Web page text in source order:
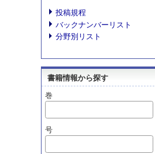
投稿規程
バックナンバーリスト
分野別リスト
書籍情報から探す
巻
号